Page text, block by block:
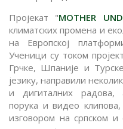
Пројекат "MOTHER
климатских промена и
на Европској
Ученици су током
Грчке, Шпаније и
језику, направили
и дигиталних радова,
порука и видео
изговором на српском и